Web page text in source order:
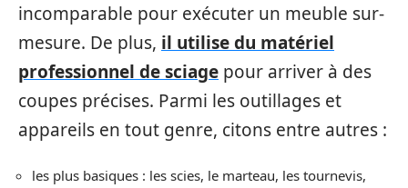
incomparable pour exécuter un meuble sur-
mesure. De plus, il utilise du matériel
professionnel de sciage pour arriver à des
coupes précises. Parmi les outillages et
appareils en tout genre, citons entre autres :
les plus basiques : les scies, le marteau, les tournevis,